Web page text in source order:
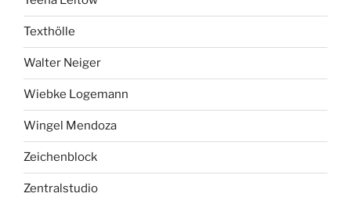
Texthölle
Walter Neiger
Wiebke Logemann
Wingel Mendoza
Zeichenblock
Zentralstudio